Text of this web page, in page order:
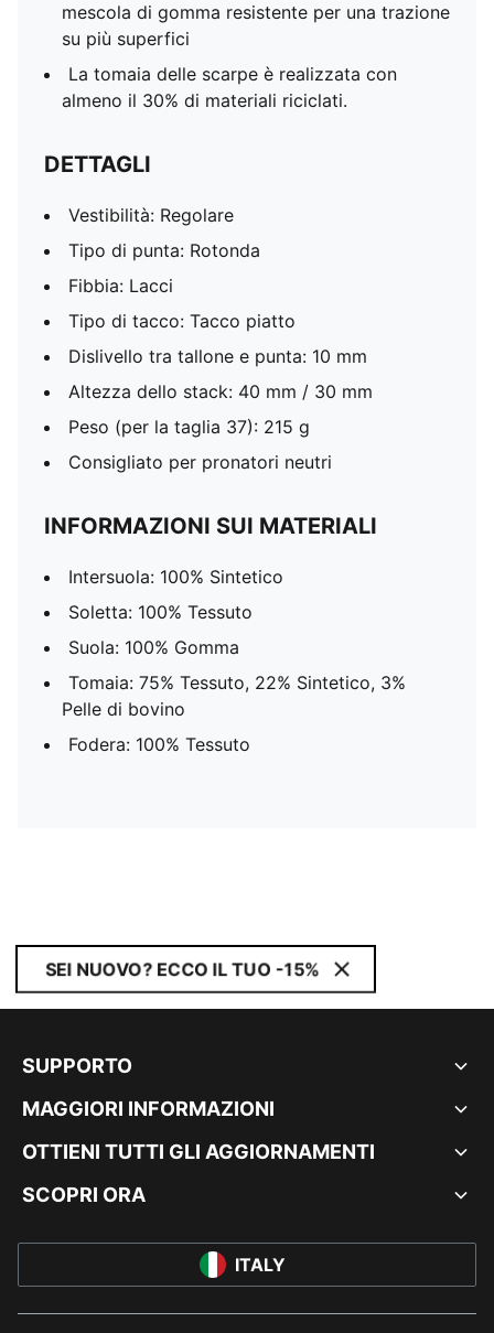
mescola di gomma resistente per una trazione
su più superfici
La tomaia delle scarpe è realizzata con
almeno il 30% di materiali riciclati.
DETTAGLI
Vestibilità: Regolare
Tipo di punta: Rotonda
Fibbia: Lacci
Tipo di tacco: Tacco piatto
Dislivello tra tallone e punta: 10 mm
Altezza dello stack: 40 mm / 30 mm
Peso (per la taglia 37): 215 g
Consigliato per pronatori neutri
INFORMAZIONI SUI MATERIALI
Intersuola: 100% Sintetico
Soletta: 100% Tessuto
Suola: 100% Gomma
Tomaia: 75% Tessuto, 22% Sintetico, 3%
Pelle di bovino
Fodera: 100% Tessuto
SEI NUOVO? ECCO IL TUO -15%
SUPPORTO
MAGGIORI INFORMAZIONI
OTTIENI TUTTI GLI AGGIORNAMENTI
SCOPRI ORA
ITALY